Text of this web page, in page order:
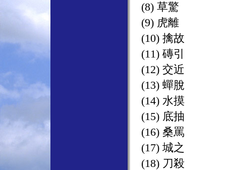
(8) 草驚
(9) 虎離
(10) 擒故
(11) 磚引
(12) 交近
(13) 蟬脫
(14) 水摸
(15) 底抽
(16) 桑罵
(17) 城之
(18) 刀殺